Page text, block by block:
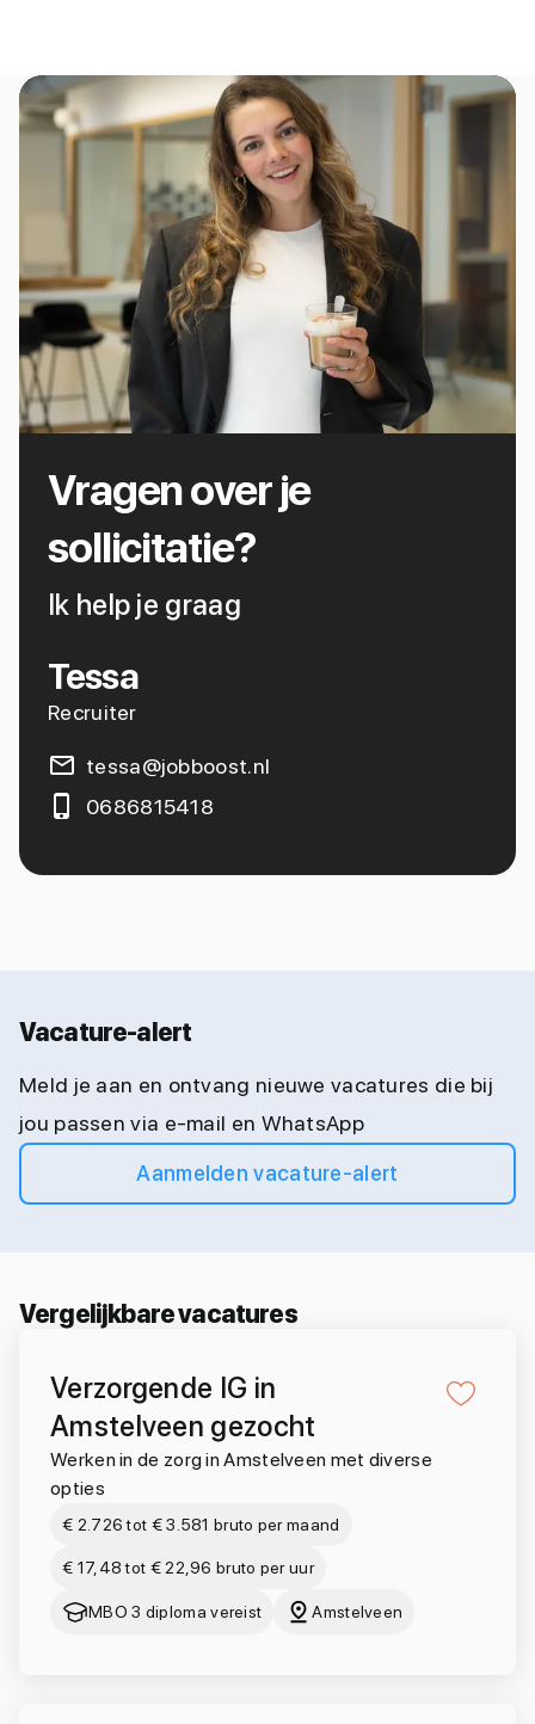
Vragen over je
sollicitatie?
Ik help je graag
Tessa
Recruiter
tessa@jobboost.nl
0686815418
Vacature-alert
Meld je aan en ontvang nieuwe vacatures die bij
jou passen via e-mail en WhatsApp
Aanmelden vacature-alert
Vergelijkbare vacatures
Verzorgende IG in
Amstelveen gezocht
Werken in de zorg in Amstelveen met diverse
opties
€ 2.726 tot € 3.581 bruto per maand
€ 17,48 tot € 22,96 bruto per uur
MBO 3 diploma vereist Amstelveen